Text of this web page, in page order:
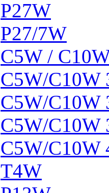
P27W
P27/7W
C5W /
C5W/C10W
C5W/C10W
C5W/C10W
C5W/C10W
T4W